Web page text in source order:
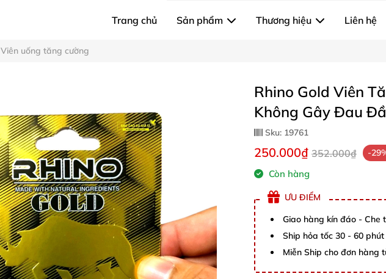
Trang chủ Sản phẩm Thương hiệu Liên hệ
Viên uống tăng cường
Rhino Gold Viên
Không Gây Đau
Sku: 19761
250.000₫ 352.000₫ -
Còn hàng
ƯU ĐIỂM
Giao hàng kín đáo - Che
Ship hỏa tốc 30 - 60 phút
Miễn Ship cho đơn hàng